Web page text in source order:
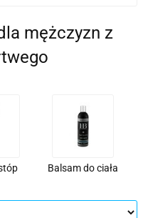
mężczyzn z
Balsam do ciała